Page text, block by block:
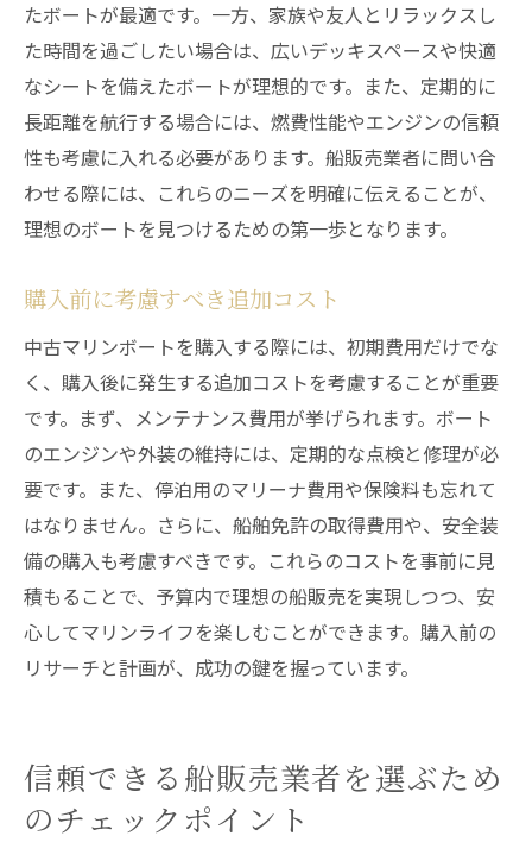
たボートが最適です。一方、家族や友人とリラックスし
た時間を過ごしたい場合は、広いデッキスペースや快適
なシートを備えたボートが理想的です。また、定期的に
長距離を航行する場合には、燃費性能やエンジンの信頼
性も考慮に入れる必要があります。船販売業者に問い合
わせる際には、これらのニーズを明確に伝えることが、
理想のボートを見つけるための第一歩となります。
購入前に考慮すべき追加コスト
中古マリンボートを購入する際には、初期費用だけでな
く、購入後に発生する追加コストを考慮することが重要
です。まず、メンテナンス費用が挙げられます。ボート
のエンジンや外装の維持には、定期的な点検と修理が必
要です。また、停泊用のマリーナ費用や保険料も忘れて
はなりません。さらに、船舶免許の取得費用や、安全装
備の購入も考慮すべきです。これらのコストを事前に見
積もることで、予算内で理想の船販売を実現しつつ、安
心してマリンライフを楽しむことができます。購入前の
リサーチと計画が、成功の鍵を握っています。
信頼できる船販売業者を選ぶため
のチェックポイント